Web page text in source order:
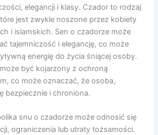
elegancji i klasy. Czador to rodzaj
jest zwykle noszone przez kobiety
i islamskich. Sen o czadorze może
tajemniczość i elegancję, co może
energię do życia śniącej osoby.
być kojarzony z ochroną
co może oznaczać, że osoba,
bezpiecznie i chroniona.
snu o czadorze może odnosić się
ograniczenia lub utraty tożsamości.